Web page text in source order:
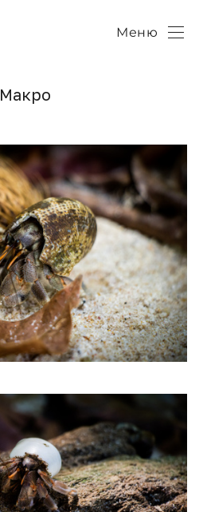
Меню
Макро